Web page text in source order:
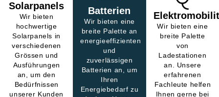
Solarpanels
Wir bieten
hochwertige
Solarpanels in
verschiedenen
Grössen und
Ausführungen
an, um den
Bedürfnissen
unserer Kunden
Batterien
Wir bieten eine
breite Palette an
energieeffizienten
und
zuverlässigen
Batterien an, um
Ihren
Energiebedarf zu
Wir bieten eine
breite Palette
von
Ladestationen
an. Unsere
erfahrenen
Fachleute helfen
Ihnen gerne bei